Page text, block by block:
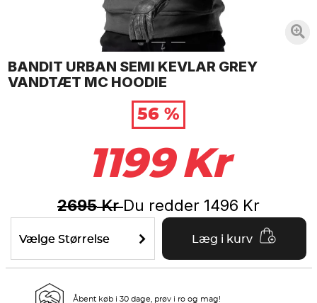
BANDIT URBAN SEMI KEVLAR GREY
VANDTÆT MC HOODIE
56 %
1199 Kr
2695KrDu redder 1496 Kr
Vælge Størrelse Læg i kurv
Åbent køb i 30 dage, prøv i ro og mag!